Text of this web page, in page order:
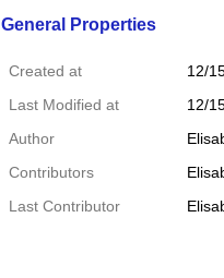
General Properties
Created at 12/
Last Modified at 12/
Author
Contributors
Last Contributor